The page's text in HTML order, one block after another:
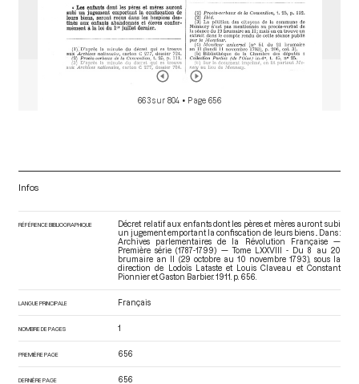
663 sur 804 • Page 656
Infos
RÉFÉRENCE BIBLIOGRAPHIQUE
Décret relatif aux enfants dont les pères et mères auront subi
un jugement emportant la confiscation de leurs biens .. Dans :
Archives parlementaires de la Révolution Française —
Première série (1787-1799) — Tome LXXVIII - Du 8 au 20
brumaire an II (29 octobre au 10 novembre 1793) , sous la
direction de Lodoïs Lataste et Louis Claveau et Constant
Pionnier et Gaston Barbier. 1911. p. 656.
LANGUE PRINCIPALE Français
NOMBRE DE PAGES 1
PREMIÈRE PAGE 656
DERNIÈRE PAGE 656